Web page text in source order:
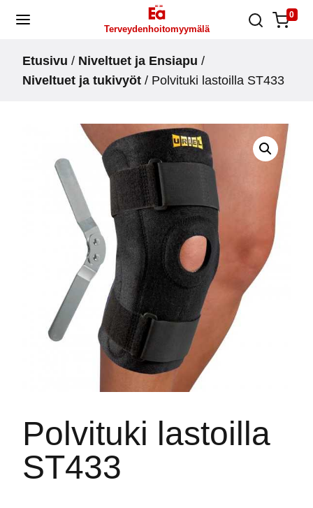
Skip
Terveydenhoitomyymälä
0
Etusivu / Niveltuet ja Ensiapu /
Niveltuet ja tukivyöt / Polvituki lastoilla ST433
Polvituki lastoilla
ST433